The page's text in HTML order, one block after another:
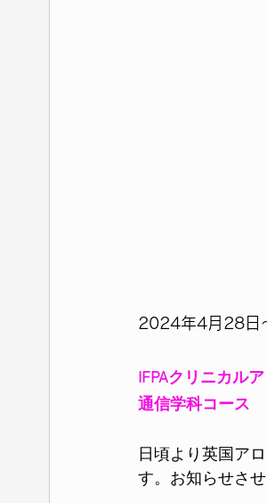
2024年4月28日
IFPAクリニカル
通信学科コース
日頃より英国ア
す。お知らせさ